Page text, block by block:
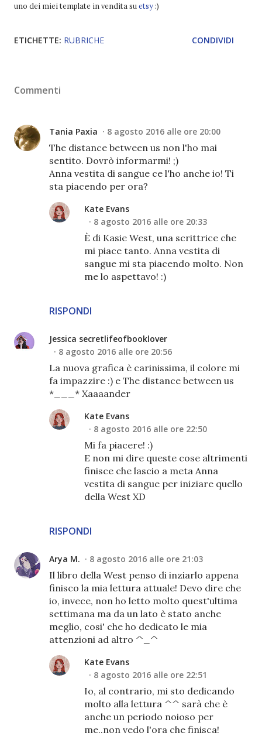
uno dei miei template in vendita su etsy:)
ETICHETTE: RUBRICHE CONDIVIDI
Commenti
Tania Paxia 8 agosto 2016 alle ore 20:00
The distance between us non l'ho mai
sentito. Dovrò informarmi! ;)
Anna vestita di sangue ce l'ho anche io! Ti
sta piacendo per ora?
RISPONDI
Kate Evans
8 agosto 2016 alle ore 20:33
È di Kasie West, una scrittrice che
mi piace tanto. Anna vestita di
sangue mi sta piacendo molto. Non
me lo aspettavo! :)
Jessica secretlifeofbooklover
8 agosto 2016 alle ore 20:56
La nuova grafica è carinissima, il colore mi
fa impazzire :) e The distance between us
*___* Xaaaander
RISPONDI
Kate Evans
8 agosto 2016 alle ore 22:50
Mi fa piacere! :)
E non mi dire queste cose altrimenti
finisce che lascio a meta Anna
vestita di sangue per iniziare quello
della West XD
Arya M. 8 agosto 2016 alle ore 21:03
Il libro della West penso di inziarlo appena
finisco la mia lettura attuale! Devo dire che
io, invece, non ho letto molto quest'ultima
settimana ma da un lato è stato anche
meglio, cosi' che ho dedicato le mia
attenzioni ad altro ^_^
Kate Evans
8 agosto 2016 alle ore 22:51
Io, al contrario, mi sto dedicando
molto alla lettura ^^ sarà che è
anche un periodo noioso per
me..non vedo l'ora che finisca!